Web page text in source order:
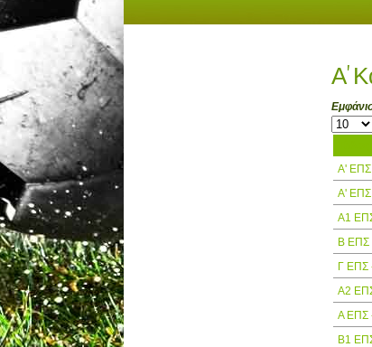
Α'
Α' ΕΠΣ
Α' ΕΠΣ
Α1
Β ΕΠΣ
Γ ΕΠΣ
Α2
Α ΕΠΣ
Β1